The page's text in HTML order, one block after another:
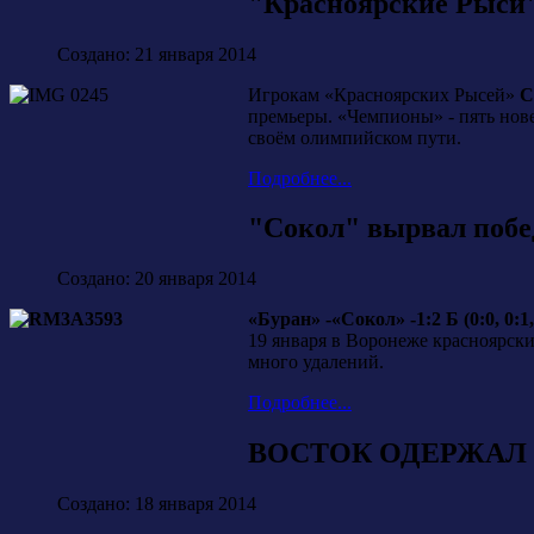
Создано: 21 января 2014
Игрокам «Красноярских Рысей»
премьеры. «Чемпионы» - пять
своём олимпийском пути.
Подробнее...
"Сокол" вырвал
Создано: 20 января 2014
«Буран» -«Сокол» -1:2 Б (0:0,
19 января в Воронеже
много удалений.
Подробнее...
ВОСТОК ОДЕРЖАЛ
Создано: 18 января 2014